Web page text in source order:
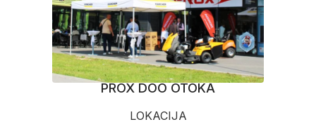
PROX DOO OTOKA
LOKACIJA